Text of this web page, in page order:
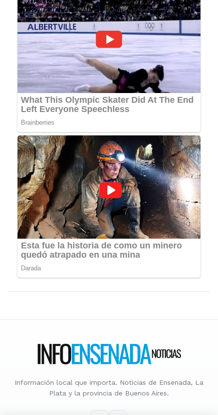
Información local que importa. Noticias de Ensenada, La
Plata y la provincia de Buenos Aires.